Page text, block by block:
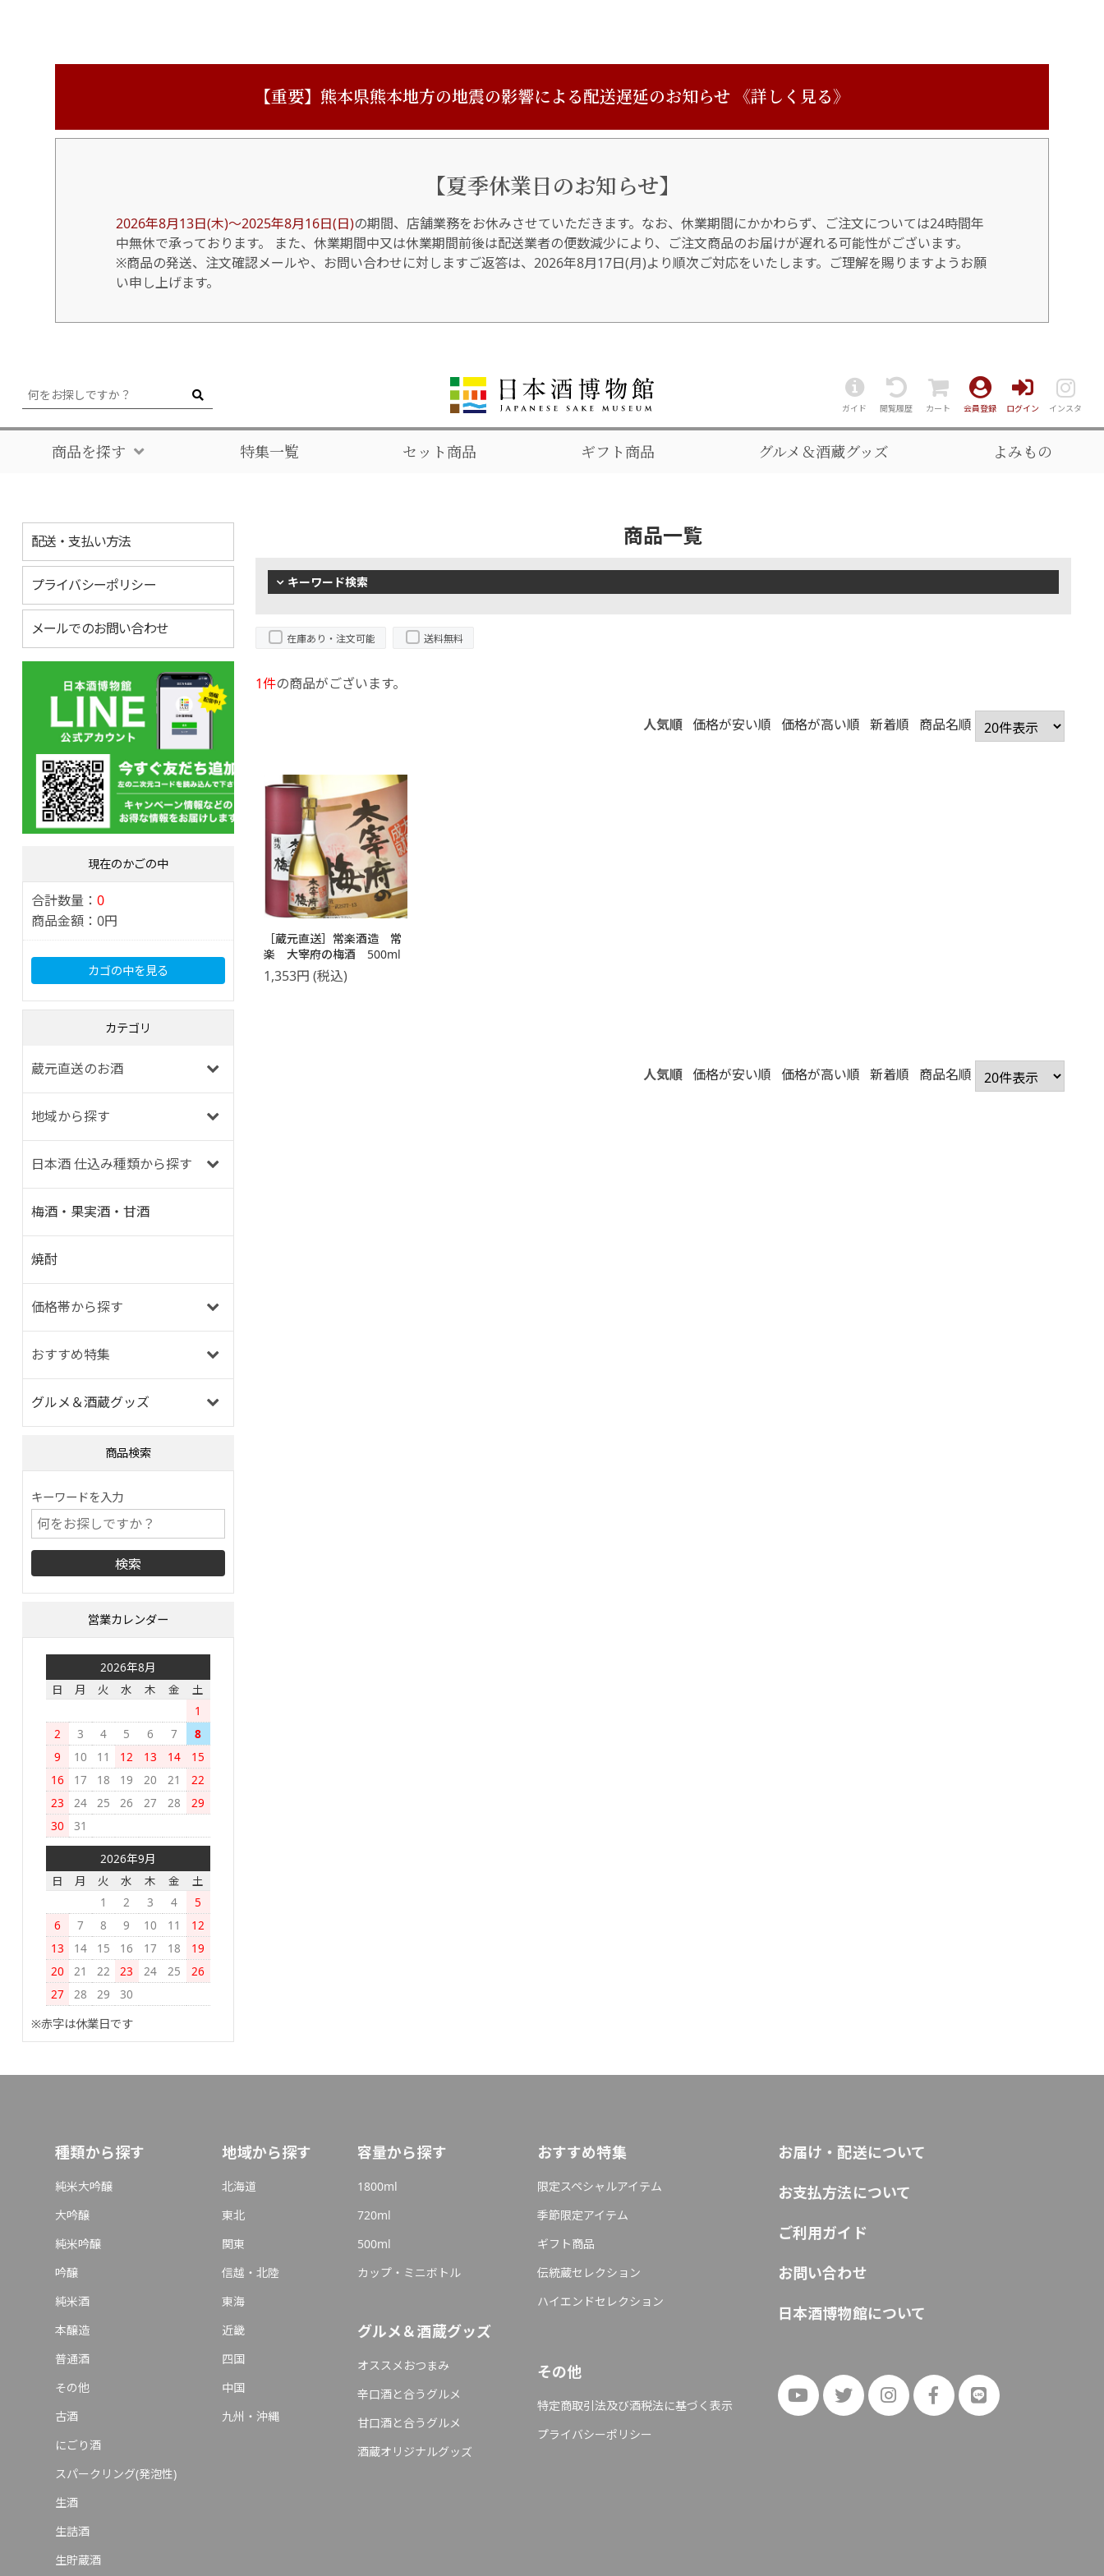
【重要】熊本県熊本地方の地震の影響による配送遅延のお知らせ 《詳しく見る》
【夏季休業日のお知らせ】
2026年8月13日(木)～2025年8月16日(日)の期間、店舗業務をお休みさせていただきます。なお、休業期間にかかわらず、ご注文については24時間年
中無休で承っております。 また、休業期間中又は休業期間前後は配送業者の便数減少により、ご注文商品のお届けが遅れる可能性がございます。
※商品の発送、注文確認メールや、お問い合わせに対しますご返答は、2026年8月17日(月)より順次ご対応をいたします。ご理解を賜りますようお願
い申し上げます。
ガイド 閲覧履歴 カート 会員登録 ログイン インスタ
商品を探す 特集一覧 セット商品 ギフト商品 グルメ＆酒蔵グッズ よみもの
配送・支払い方法
プライバシーポリシー
メールでのお問い合わせ
現在のかごの中
合計数量： 0
商品金額： 0円
カゴの中を見る
カテゴリ
蔵元直送のお酒
地域から探す
日本酒 仕込み種類から探す
梅酒・果実酒・甘酒
焼酎
価格帯から探す
おすすめ特集
グルメ＆酒蔵グッズ
商品検索
キーワードを入力
営業カレンダー
2026年8月
日
月 火 水 木 金
土
1
2
3 4 5 6 7
8
9
10 11 12 13 14
15
16
17 18 19 20 21
22
23
24 25 26 27 28
29
30
31
2026年9月
日
月 火 水 木 金
土
1
2 3 4
5
6
7 8 9 10 11
12
13
14 15 16 17 18
19
20
21 22 23 24 25
26
27
28 29
30
※赤字は休業日です
商品一覧
キーワード検索
在庫あり・注文可能 送料無料
1件の商品がございます。
人気順 価格が安い順 価格が高い順 新着順 商品名順
［蔵元直送］常楽酒造 常
楽 大宰府の梅酒 500ml
1,353円 (税込)
人気順 価格が安い順 価格が高い順 新着順 商品名順
種類から探す
純米大吟醸
大吟醸
純米吟醸
吟醸
純米酒
本醸造
普通酒
その他
古酒
にごり酒
スパークリング(発泡性)
生酒
生詰酒
生貯蔵酒
地域から探す
北海道
東北
関東
信越・北陸
東海
近畿
四国
中国
九州・沖縄
容量から探す
1800ml
720ml
500ml
カップ・ミニボトル
グルメ＆酒蔵グッズ
オススメおつまみ
辛口酒と合うグルメ
甘口酒と合うグルメ
酒蔵オリジナルグッズ
おすすめ特集
限定スペシャルアイテム
季節限定アイテム
ギフト商品
伝統蔵セレクション
ハイエンドセレクション
その他
特定商取引法及び酒税法に基づく表示
プライバシーポリシー
お届け・配送について
お支払方法について
ご利用ガイド
お問い合わせ
日本酒博物館について